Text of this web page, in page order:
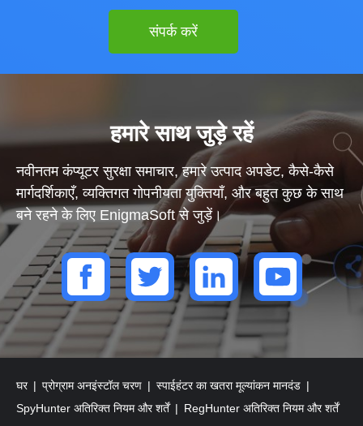
संपर्क करें
हमारे साथ जुड़े रहें
नवीनतम कंप्यूटर सुरक्षा समाचार, हमारे उत्पाद अपडेट, कैसे-कैसे
मार्गदर्शिकाएँ, व्यक्तिगत गोपनीयता युक्तियाँ, और बहुत कुछ के साथ
बने रहने के लिए EnigmaSoft से जुड़ें।
घर प्रोग्राम अनइंस्टॉल चरण
स्पाईहंटर का खतरा मूल्यांकन मानदंड
SpyHunter अतिरिक्त नियम और शर्तें
RegHunter अतिरिक्त नियम और शर्तें